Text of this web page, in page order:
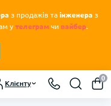
з продажів та інженера з
у телеграм чи вайбер.
Клієнту
0